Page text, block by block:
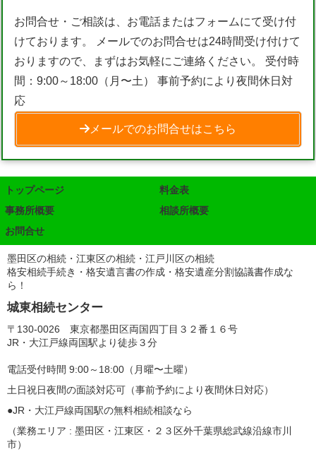
お問合せ・ご相談は、お電話またはフォームにて受け付
けております。 メールでのお問合せは24時間受け付けて
おりますので、まずはお気軽にご連絡ください。 受付時
間：9:00～18:00（月〜土） 事前予約により夜間休日対
応
メールでのお問合せはこちら
トップページ
料金表
事務所概要
相談所概要
お問合せ
墨田区の相続・江東区の相続・江戸川区の相続
格安相続手続き・格安遺言書の作成・格安遺産分割協議書作成な
ら！
城東相続センター
〒130-0026 東京都墨田区両国四丁目３２番１６号
JR・大江戸線両国駅より徒歩３分
電話受付時間 9:00～18:00（月曜〜土曜）
土日祝日夜間の面談対応可（事前予約により夜間休日対応）
●JR・大江戸線両国駅の無料相続相談なら
（業務エリア : 墨田区・江東区・２３区外千葉県総武線沿線市川
市）